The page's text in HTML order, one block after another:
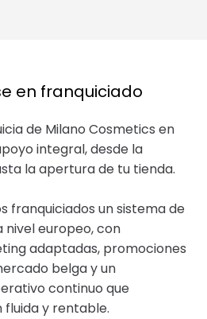
en franquiciado
de Milano Cosmetics en
integral, desde la
la apertura de tu tienda.
franquiciados un sistema de
nivel europeo, con
adaptadas, promociones
belga y un
continuo que
fluida y rentable.